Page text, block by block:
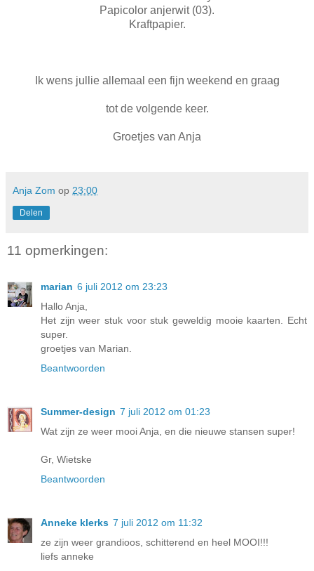
Papicolor anjerwit (03).
Kraftpapier.
Ik wens jullie allemaal een fijn weekend en graag
tot de volgende keer.
Groetjes van Anja
Anja Zom op 23:00
Delen
11 opmerkingen:
marian 6 juli 2012 om 23:23
Hallo Anja,
Het zijn weer stuk voor stuk geweldig mooie kaarten. Echt
super.
groetjes van Marian.
Beantwoorden
Summer-design 7 juli 2012 om 01:23
Wat zijn ze weer mooi Anja, en die nieuwe stansen super!
Gr, Wietske
Beantwoorden
Anneke klerks 7 juli 2012 om 11:32
ze zijn weer grandioos, schitterend en heel MOOI!!!
liefs anneke